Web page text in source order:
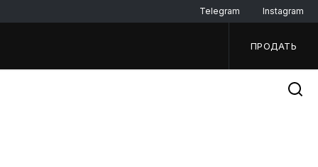
Telegram Instagram
ПРОДАТЬ